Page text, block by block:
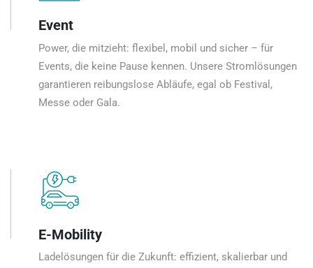
Event
Power, die mitzieht: flexibel, mobil und sicher – für
Events, die keine Pause kennen. Unsere Stromlösungen
garantieren reibungslose Abläufe, egal ob Festival,
Messe oder Gala.
E-Mobility
Ladelösungen für die Zukunft: effizient, skalierbar und